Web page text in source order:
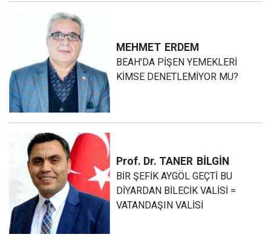
MEHMET ERDEM
BEAH'DA PİŞEN YEMEKLERİ
KİMSE DENETLEMİYOR MU?
Prof. Dr. TANER BİLGİN
BİR ŞEFİK AYGÖL GEÇTİ BU
DİYARDAN BİLECİK VALİSİ =
VATANDAŞIN VALİSİ